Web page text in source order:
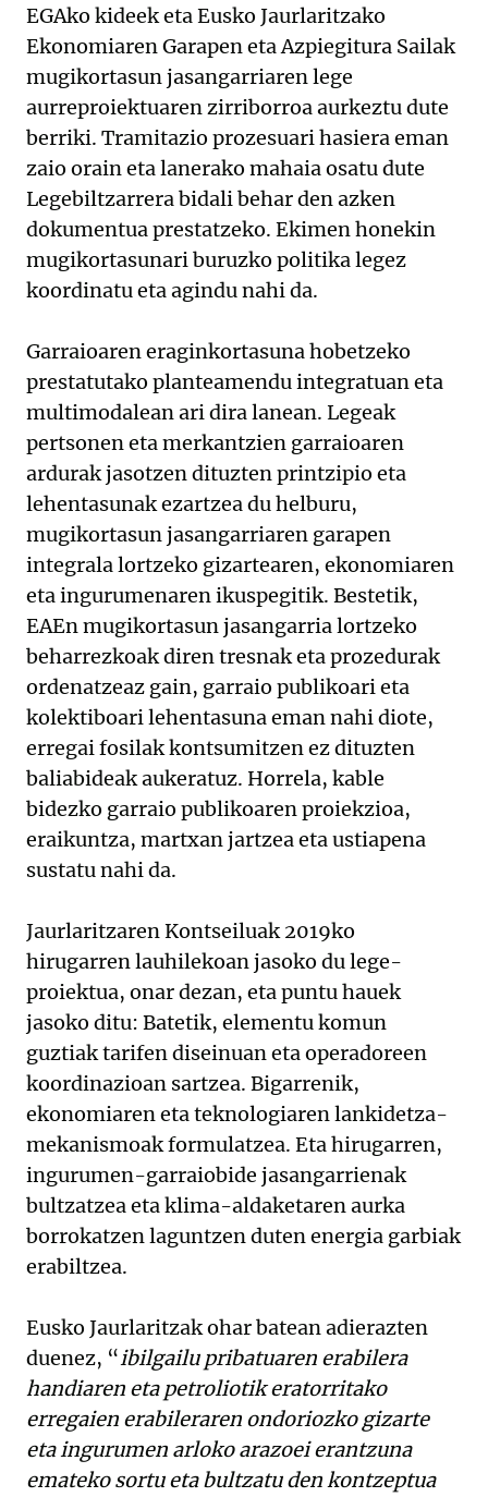
EGAko kideek eta Eusko Jaurlaritzako
Ekonomiaren Garapen eta Azpiegitura Sailak
mugikortasun jasangarriaren lege
aurreproiektuaren zirriborroa aurkeztu dute
berriki. Tramitazio prozesuari hasiera eman
zaio orain eta lanerako mahaia osatu dute
Legebiltzarrera bidali behar den azken
dokumentua prestatzeko. Ekimen honekin
mugikortasunari buruzko politika legez
koordinatu eta agindu nahi da.
Garraioaren eraginkortasuna hobetzeko
prestatutako planteamendu integratuan eta
multimodalean ari dira lanean. Legeak
pertsonen eta merkantzien garraioaren
ardurak jasotzen dituzten printzipio eta
lehentasunak ezartzea du helburu,
mugikortasun jasangarriaren garapen
integrala lortzeko gizartearen, ekonomiaren
eta ingurumenaren ikuspegitik. Bestetik,
EAEn mugikortasun jasangarria lortzeko
beharrezkoak diren tresnak eta prozedurak
ordenatzeaz gain, garraio publikoari eta
kolektiboari lehentasuna eman nahi diote,
erregai fosilak kontsumitzen ez dituzten
baliabideak aukeratuz. Horrela, kable
bidezko garraio publikoaren proiekzioa,
eraikuntza, martxan jartzea eta ustiapena
sustatu nahi da.
Jaurlaritzaren Kontseiluak 2019ko
hirugarren lauhilekoan jasoko du lege-
proiektua, onar dezan, eta puntu hauek
jasoko ditu: Batetik, elementu komun
guztiak tarifen diseinuan eta operadoreen
koordinazioan sartzea. Bigarrenik,
ekonomiaren eta teknologiaren lankidetza-
mekanismoak formulatzea. Eta hirugarren,
ingurumen-garraiobide jasangarrienak
bultzatzea eta klima-aldaketaren aurka
borrokatzen laguntzen duten energia garbiak
erabiltzea.
Eusko Jaurlaritzak ohar batean adierazten
duenez, “ibilgailu pribatuaren erabilera
handiaren eta petroliotik eratorritako
erregaien erabileraren ondoriozko gizarte
eta ingurumen arloko arazoei erantzuna
emateko sortu eta bultzatu den kontzeptua